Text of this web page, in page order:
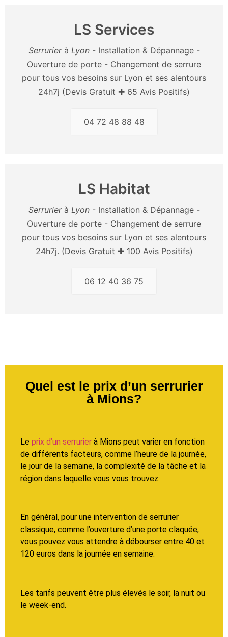
LS Services
Serrurierà Lyon- Installation & Dépannage -
Ouverture de porte - Changement de serrure
pour tous vos besoins sur Lyon et ses alentours
24h7j (Devis Gratuit ✚ 65 Avis Positifs)
04 72 48 88 48
LS Habitat
Serrurierà Lyon- Installation & Dépannage -
Ouverture de porte - Changement de serrure
pour tous vos besoins sur Lyon et ses alentours
24h7j. (Devis Gratuit ✚ 100 Avis Positifs)
06 12 40 36 75
Quel est le prix d’un serrurier
à Mions?
Le prix d’un serrurier à Mions peut varier en fonction
de différents facteurs, comme l’heure de la journée,
le jour de la semaine, la complexité de la tâche et la
région dans laquelle vous vous trouvez.
En général, pour une intervention de serrurier
classique, comme l’ouverture d’une porte claquée,
vous pouvez vous attendre à débourser entre 40 et
120 euros dans la journée en semaine.
Les tarifs peuvent être plus élevés le soir, la nuit ou
le week-end.